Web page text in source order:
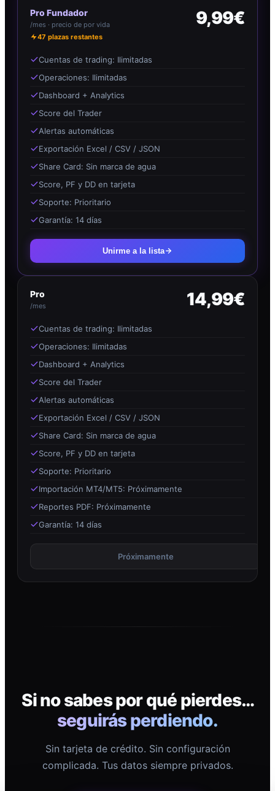
Pro Fundador
/mes · precio de por vida
47 plazas restantes
9,99€
Cuentas de trading: Ilimitadas
Operaciones: Ilimitadas
Dashboard + Analytics
Score del Trader
Alertas automáticas
Exportación Excel / CSV / JSON
Share Card: Sin marca de agua
Score, PF y DD en tarjeta
Soporte: Prioritario
Garantía: 14 días
Unirme a la lista
Pro
/mes 14,99€
Cuentas de trading: Ilimitadas
Operaciones: Ilimitadas
Dashboard + Analytics
Score del Trader
Alertas automáticas
Exportación Excel / CSV / JSON
Share Card: Sin marca de agua
Score, PF y DD en tarjeta
Soporte: Prioritario
Importación MT4/MT5: Próximamente
Reportes PDF: Próximamente
Garantía: 14 días
Próximamente
Si no sabes por qué pierdes…
seguirás perdiendo.
Sin tarjeta de crédito. Sin configuración
complicada. Tus datos siempre privados.